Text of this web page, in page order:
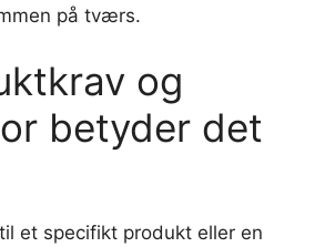
på tværs.
og
betyder det
et specifikt produkt eller en